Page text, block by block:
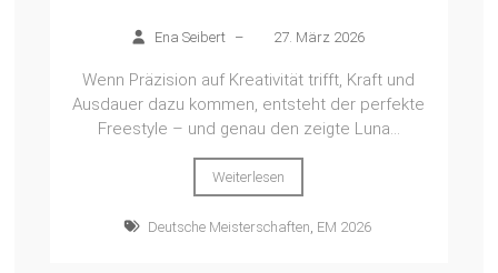
Ena Seibert – 27. März 2026
Wenn Präzision auf Kreativität trifft, Kraft und
Ausdauer dazu kommen, entsteht der perfekte
Freestyle – und genau den zeigte Luna...
Weiterlesen
Deutsche Meisterschaften EM 2026